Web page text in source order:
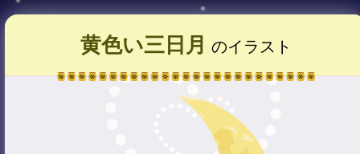
黄色い三日月 のイラスト